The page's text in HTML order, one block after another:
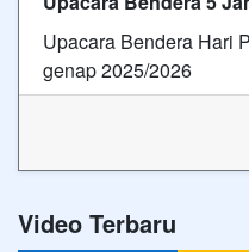
Upacara Bendera Hari
genap 2025/2026
Video Terbaru